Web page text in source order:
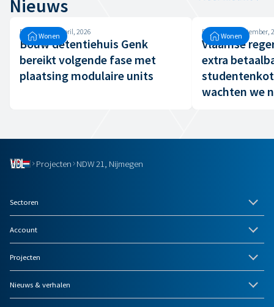
Nieuws
Wonen
Donderdag, 9 april, 2026
Bouw detentiehuis Genk
bereikt volgende fase met
plaatsing modulaire units
Wonen
Dinsdag, 26 september,
Vlaamse
extra
wachten we
Projecten NDW 21, Nijmegen
Sectoren
Account
Projecten
Nieuws & verhalen